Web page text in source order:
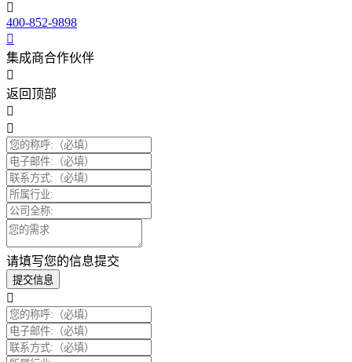
400-852-9898
集成商合作伙伴
返回顶部
请填写您的信息提交
提交信息